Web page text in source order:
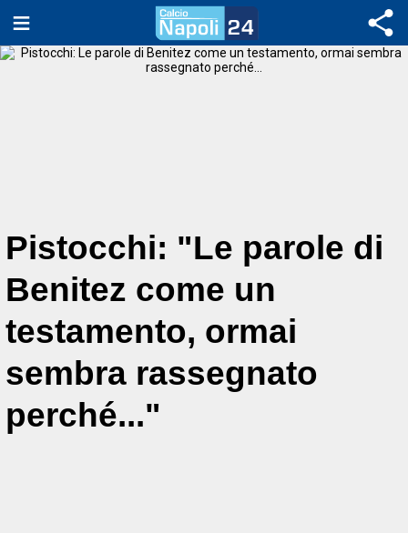
Pistocchi: "Le parole di
Benitez come un
testamento, ormai
sembra rassegnato
perché..."